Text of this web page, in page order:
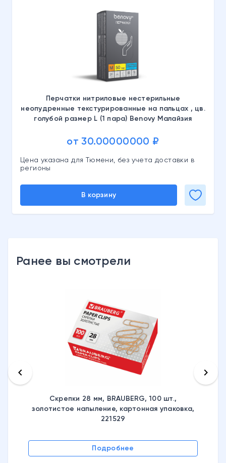
Перчатки нитриловые нестерильные
неопудренные текстурированные на пальцах , цв.
голубой размер L (1 пара) Benovy Малайзия
от 30.00000000 ₽
Цена указана для Тюмени, без учета доставки в
регионы
В корзину
Ранее вы смотрели
Скрепки 28 мм, BRAUBERG, 100 шт.,
золотистое напыление, картонная упаковка,
221529
Подробнее
keyboard_arrow_left keyboard_arrow_right